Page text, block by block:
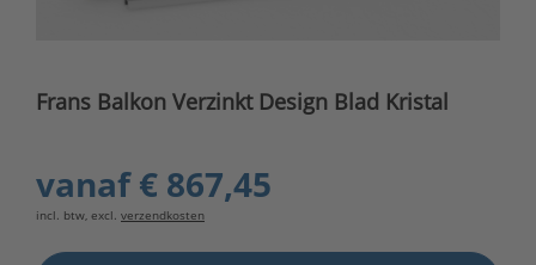
Frans Balkon Verzinkt Design Blad Kristal
vanaf€ 867,45
incl. btw, excl. verzendkosten